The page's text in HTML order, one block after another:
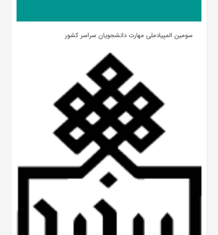
سومین المپیادملی مهارت دانشجویان سراسر کشور